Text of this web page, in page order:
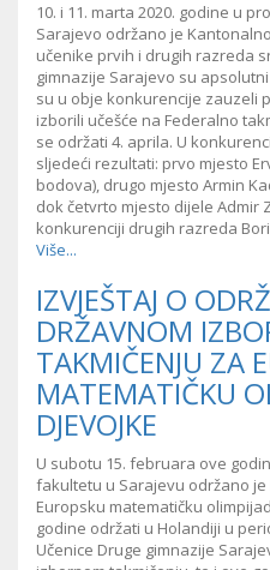
10. i 11. marta 2020. godine u
Sarajevo održano je
učenike prvih i drugih razreda
gimnazije Sarajevo su
su u obje konkurencije zauzeli
izborili učešće na Federalno
se održati 4. aprila. U
sljedeći rezultati: prvo mjesto
bodova), drugo mjesto Armin
dok četvrto mjesto dijele Admir
konkurenciji drugih razreda
Više...
IZVJEŠTAJ O
DRŽAVNOM
TAKMIČENJU ZA
MATEMATIČKU
DJEVOJKE
U subotu 15. februara ove
fakultetu u Sarajevu održano
Europsku matematičku
godine održati u Holandiji u
Učenice Druge gimnazije